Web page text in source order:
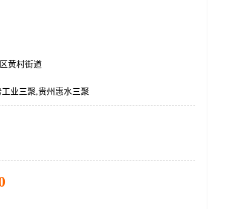
黄村街道
业三聚,贵州惠水三聚